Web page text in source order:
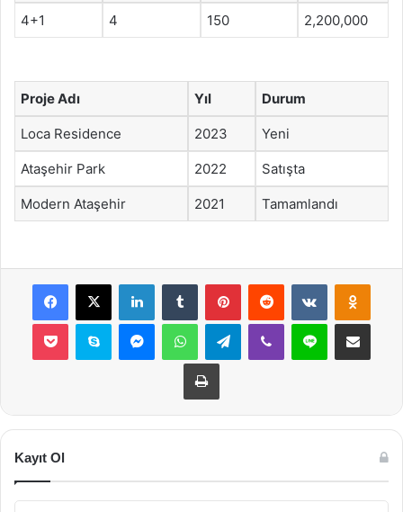
4+1 4 150 2,200,000
Proje Adı Yıl Durum
Loca Residence 2023 Yeni
Ataşehir Park 2022 Satışta
Modern Ataşehir 2021 Tamamlandı
Facebook
X LinkedInTumblr PinterestReddit VKontakte
Pocket Skype MessengerWhatsAppTelegramViber Line E-Posta ile
Yazdır
Kayıt Ol